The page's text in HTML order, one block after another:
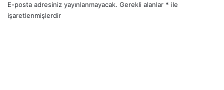
E-posta adresiniz yayınlanmayacak. Gerekli alanlar * ile
işaretlenmişlerdir